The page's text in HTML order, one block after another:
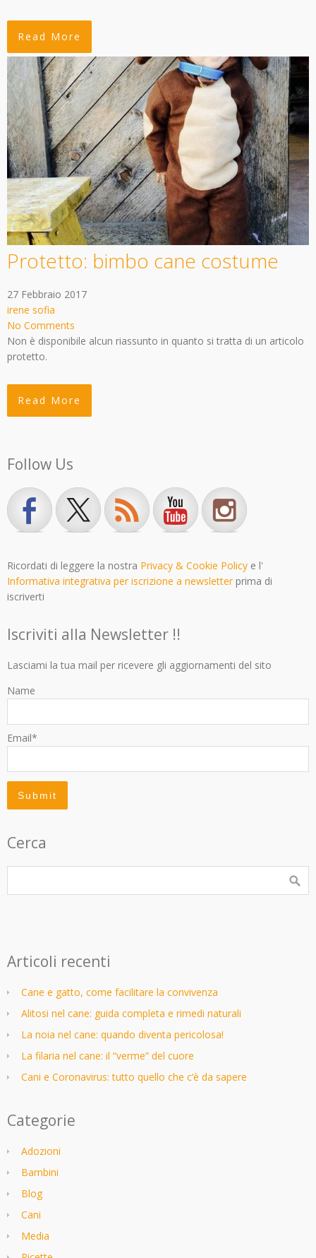
Read More
Protetto: bimbo cane costume
27 Febbraio 2017
irene sofia
No Comments
Non è disponibile alcun riassunto in quanto si tratta di un articolo
protetto.
Read More
Follow Us
Ricordati di leggere la nostra Privacy & Cookie Policy e l'
Informativa integrativa per iscrizione a newsletterprima di
iscriverti
Iscriviti alla Newsletter !!
Lasciami la tua mail per ricevere gli aggiornamenti del sito
Name
Email*
Cerca
Articoli recenti
Cane e gatto, come facilitare la convivenza
Alitosi nel cane: guida completa e rimedi naturali
La noia nel cane: quando diventa pericolosa!
La filaria nel cane: il “verme” del cuore
Cani e Coronavirus: tutto quello che c’è da sapere
Categorie
Adozioni
Bambini
Blog
Cani
Media